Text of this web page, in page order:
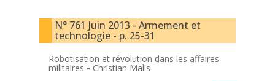
N° 761 Juin 2013 - Armement et
technologie - p. 25-31
Robotisation et révolution dans les affaires
militaires - Christian Malis